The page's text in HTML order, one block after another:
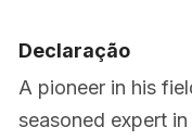
Declaração
A pioneer in his
seasoned expert